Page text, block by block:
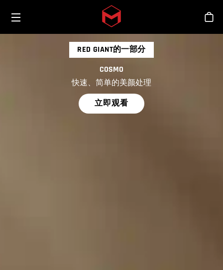
Skip to main content
商
RED GIANT的一部分
COSMO
快速、简单的美颜处理
立即观看